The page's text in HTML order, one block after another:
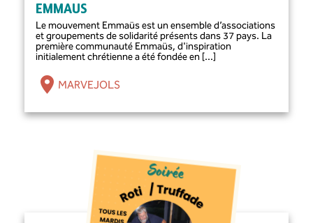
EMMAUS
Le mouvement Emmaüs est un ensemble d’associations
et groupements de solidarité présents dans 37 pays. La
première communauté Emmaüs, d'inspiration
initialement chrétienne a été fondée en [...]
MARVEJOLS